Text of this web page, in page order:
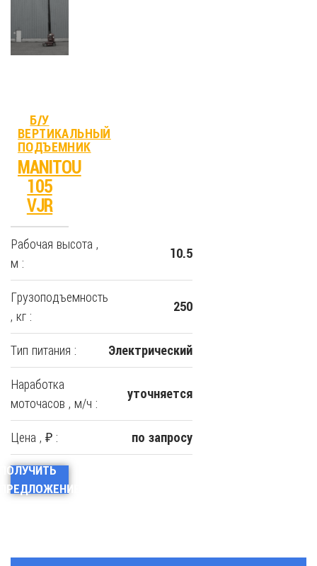
Б/У
ВЕРТИКАЛЬНЫЙ
ПОДЪЕМНИК
MANITOU
105
VJR
Рабочая высота ,
м :
10.5
Грузоподъемность
, кг :
250
Тип питания : Электрический
Наработка
моточасов , м/ч :
уточняется
Цена , ₽ : по запросу
ПОЛУЧИТЬ
ПРЕДЛОЖЕНИЕ